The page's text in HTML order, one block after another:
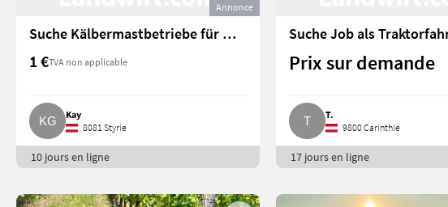
Annonce
Suche Kälbermastbetriebe für mein Praktikum
1 €TVA non applicable
Kay
8081 Styrie
10 jours en ligne
Suche Job als
Prix sur demande
T.
9800 Carinthie
17 jours en ligne